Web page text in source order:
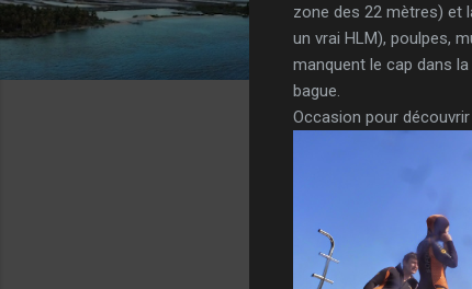
zone des 22 mètres) et
un vrai HLM), poulpes,
manquent le cap dans
bague.
Occasion pour découvrir